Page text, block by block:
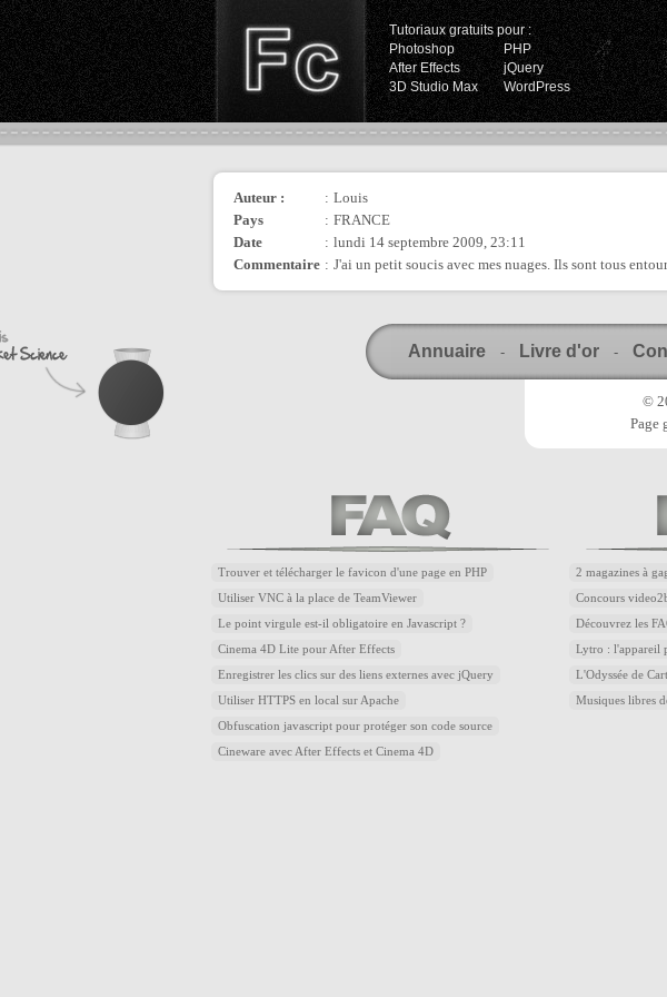
Tutoriaux gratuits pour :
Photoshop
PHP
After Effects
jQuery
3D Studio Max
WordPress
Auteur : : Louis
Pays
: FRANCE
Date
: lundi 14 septembre 2009, 23:11
Commentaire : J'ai un petit soucis avec mes nuages. Ils sont tous
Annuaire - Livre d'or -
©
Page
Trouver et télécharger le favicon d'une page en PHP
Utiliser VNC à la place de TeamViewer
Le point virgule est-il obligatoire en Javascript ?
Cinema 4D Lite pour After Effects
Enregistrer les clics sur des liens externes avec jQuery
Utiliser HTTPS en local sur Apache
Obfuscation javascript pour protéger son code source
Cineware avec After Effects et Cinema 4D
2 magazines à
Concours
Découvrez les
Lytro : l'appareil
L'Odyssée de
Musiques libres